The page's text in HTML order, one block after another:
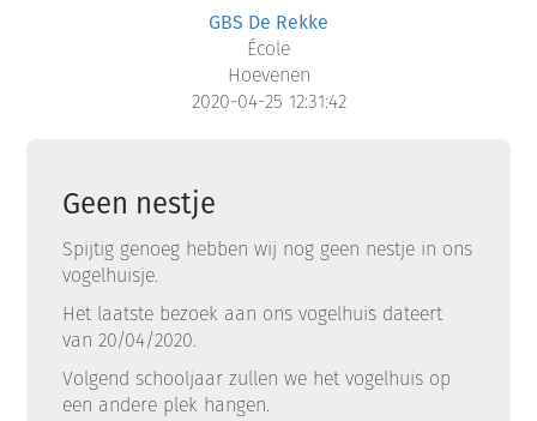
GBS De Rekke
École
Hoevenen
2020-04-25 12:31:42
Geen nestje
Spijtig genoeg hebben wij nog geen nestje in ons
vogelhuisje.
Het laatste bezoek aan ons vogelhuis dateert
van 20/04/2020.
Volgend schooljaar zullen we het vogelhuis op
een andere plek hangen.